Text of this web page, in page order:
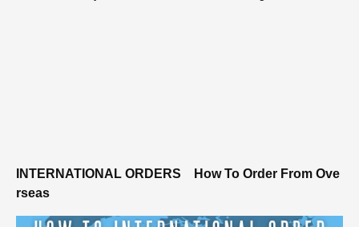
INTERNATIONAL ORDERS
How To Order From Ove
rseas